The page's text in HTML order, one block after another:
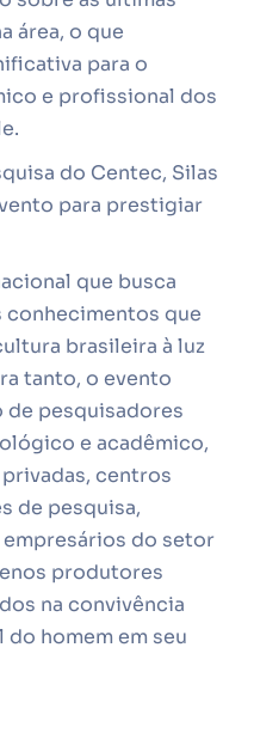
área, o que
para o
e profissional dos
do Centec, Silas
para prestigiar
que busca
conhecimentos que
brasileira à luz
tanto, o evento
pesquisadores
e acadêmico,
centros
de pesquisa,
do setor
produtores
na convivência
homem em seu